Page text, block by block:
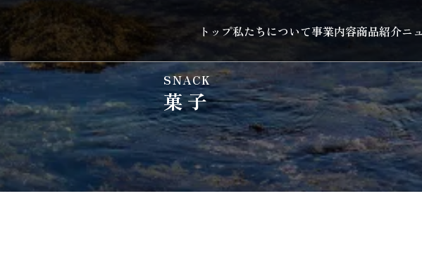
トップ私たちについて事業内容商品紹介ニ
SNACK
菓子